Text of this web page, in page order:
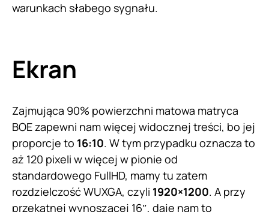
warunkach słabego sygnału.
Ekran
Zajmująca 90% powierzchni matowa matryca
BOE zapewni nam więcej widocznej treści, bo jej
proporcje to 16:10. W tym przypadku oznacza to
aż 120 pixeli w więcej w pionie od
standardowego FullHD, mamy tu zatem
rozdzielczość WUXGA, czyli 1920×1200. A przy
przekątnej wynoszącej 16″, daje nam to